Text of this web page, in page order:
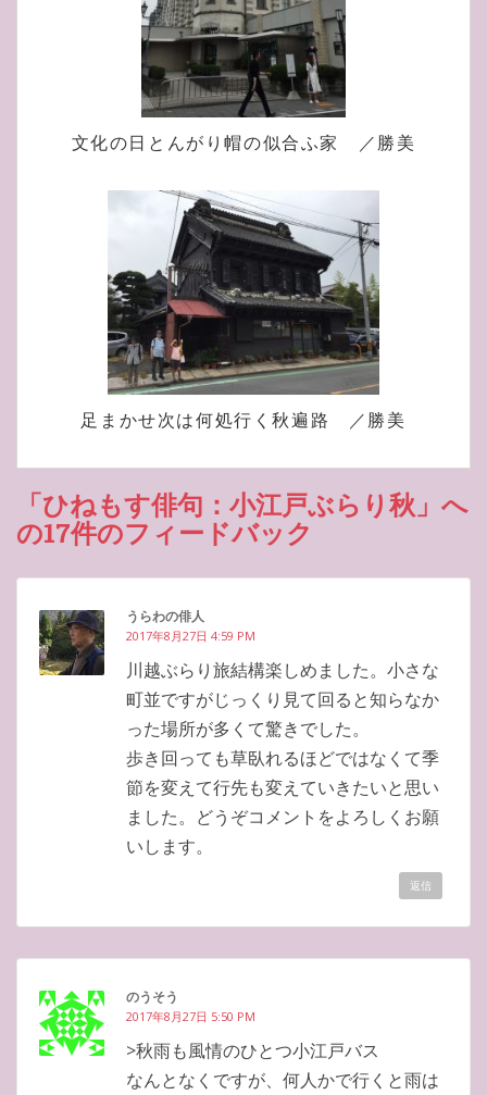
文化の日とんがり帽の似合ふ家 ／勝美
足まかせ次は何処行く秋遍路 ／勝美
「ひねもす俳句：小江戸ぶらり秋」へ
の17件のフィードバック
うらわの俳人
2017年8月27日 4:59 PM
川越ぶらり旅結構楽しめました。小さな
町並ですがじっくり見て回ると知らなか
った場所が多くて驚きでした。
歩き回っても草臥れるほどではなくて季
節を変えて行先も変えていきたいと思い
ました。どうぞコメントをよろしくお願
いします。
返信
のうそう
2017年8月27日 5:50 PM
>秋雨も風情のひとつ小江戸バス
なんとなくですが、何人かで行くと雨は